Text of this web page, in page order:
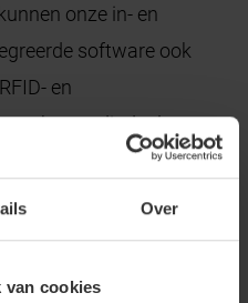
Over
van cookies
onze in- en
software ook
en
ook voor dit doel